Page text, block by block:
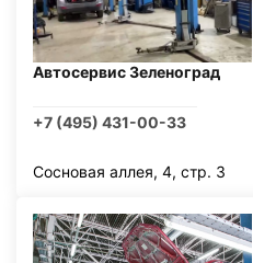
Автосервис Зеленоград
+7 (495) 431-00-33
Сосновая аллея, 4, стр. 3